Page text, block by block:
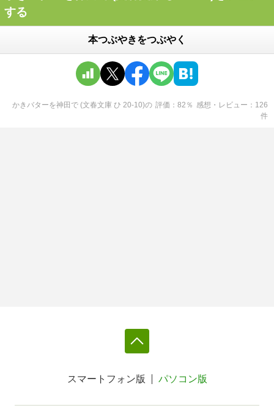
する
本つぶやきをつぶやく
かきバターを神田で (文春文庫 ひ 20-10)の 評価 82 ％ 感想・レビュー
126
件
スマートフォン版 パソコン版